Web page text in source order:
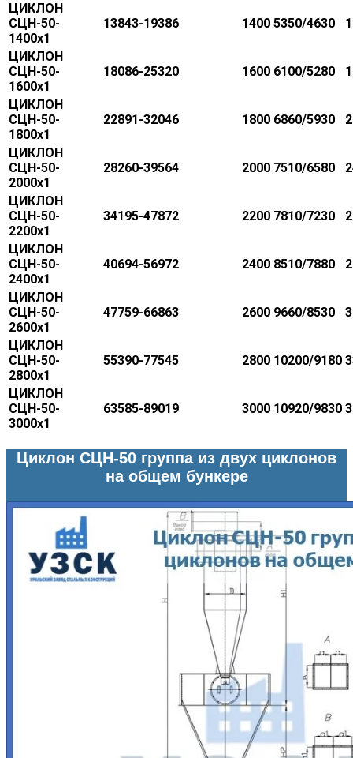
ЦИКЛОН
СЦН-50-
1400х1
13843-19386 1400 5350/4630
ЦИКЛОН
СЦН-50-
1600х1
18086-25320 1600 6100/5280
ЦИКЛОН
СЦН-50-
1800х1
22891-32046 1800 6860/5930
ЦИКЛОН
СЦН-50-
2000х1
28260-39564 2000 7510/6580
ЦИКЛОН
СЦН-50-
2200х1
34195-47872 2200 7810/7230
ЦИКЛОН
СЦН-50-
2400х1
40694-56972 2400 8510/7880
ЦИКЛОН
СЦН-50-
2600х1
47759-66863 2600 9660/8530
ЦИКЛОН
СЦН-50-
2800х1
55390-77545 2800 10200/9180
ЦИКЛОН
СЦН-50-
3000х1
63585-89019 3000 10920/9830
Циклон СЦН-50 группа из двух циклонов
на общем бункере